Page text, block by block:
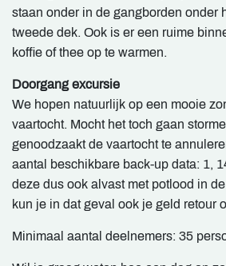
staan onder in de gangborden onder
tweede dek. Ook is er een ruime
koffie of thee op te warmen.
Doorgang excursie
We hopen natuurlijk op een mooie
vaartocht. Mocht het toch gaan
genoodzaakt de vaartocht te
aantal beschikbare back-up data: 1,
deze dus ook alvast met potlood in
kun je in dat geval ook je geld retour
Minimaal aantal deelnemers: 35